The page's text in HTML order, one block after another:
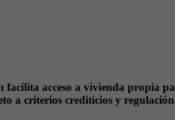
acceso a vivienda propia
a criterios crediticios y